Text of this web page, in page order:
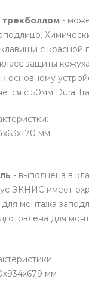
трекболлом -
с красной
защиты
основному
с 50мм Dura
мм
- выполнена в
ЭКНИС имеет
монтажа
для
мм